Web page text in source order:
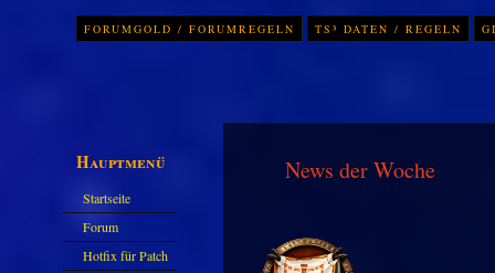
FORUMGOLD / FORUMREGELN TS³ DATEN / REGELN
Hauptmenü
Startseite
Forum
Hotfix für Patch
News der Woche